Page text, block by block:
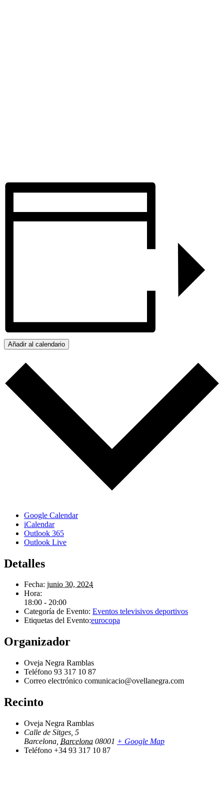
Añadir al calendario
Google Calendar
iCalendar
Outlook 365
Outlook Live
Detalles
Fecha: junio 30, 2024
Hora:
18:00 - 20:00
Categoría de Evento: Eventos televisivos deportivos
Etiquetas del Evento:eurocopa
Organizador
Oveja Negra Ramblas
Teléfono 93 317 10 87
Correo electrónico comunicacio@ovellanegra.com
Recinto
Oveja Negra Ramblas
Calle de Sitges, 5
Barcelona Barcelona 08001 + Google Map
Teléfono +34 93 317 10 87